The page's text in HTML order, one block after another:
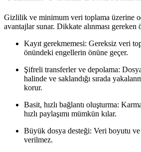
Gizlilik ve minimum veri toplama üzerine
avantajlar sunar. Dikkate alınması gereken
Kayıt gerekmemesi: Gereksiz veri
önündeki engellerin önüne geçer.
Şifreli transferler ve depolama:
halinde ve saklandığı sırada
korur.
Basit, hızlı bağlantı oluşturma:
hızlı paylaşımı mümkün kılar.
Büyük dosya desteği: Veri boyutu
verilmez.